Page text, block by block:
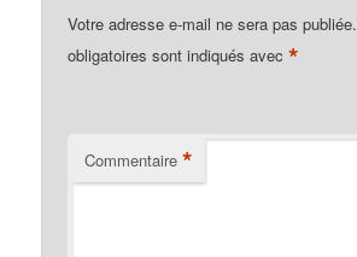
Votre adresse e-mail ne sera pas publiée.
obligatoires sont indiqués avec*
Commentaire *